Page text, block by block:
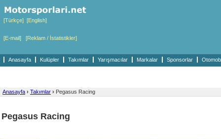
[Türkçe] [English]
[E-mail] [Reklam / İstatistikler]
Anasayfa Kulüpler Takımlar Yarışmacılar Markalar Sponsorlar
Anasayfa › Takımlar › Pegasus Racing
Pegasus Racing